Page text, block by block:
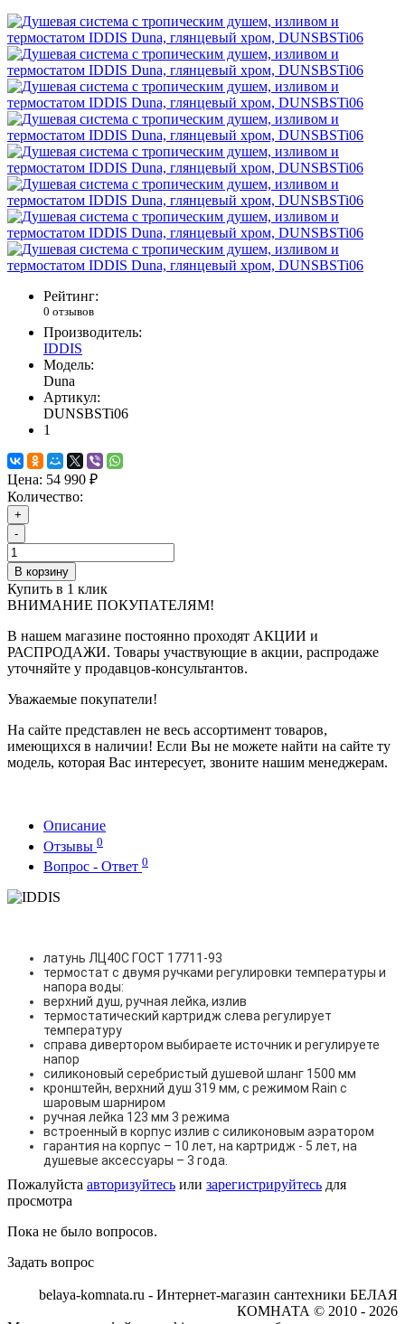
Рейтинг:
0 отзывов
Производитель:
IDDIS
Модель:
Duna
Артикул:
DUNSBSTi06
1
Цена: 54 990 ₽
Количество:
+
-
В корзину
Купить в 1 клик
ВНИМАНИЕ ПОКУПАТЕЛЯМ!
В нашем магазине постоянно проходят АКЦИИ и
РАСПРОДАЖИ. Товары участвующие в акции, распродаже
уточняйте у продавцов-консультантов.
Уважаемые покупатели!
На сайте представлен не весь ассортимент товаров,
имеющихся в наличии! Если Вы не можете найти на сайте ту
модель, которая Вас интересует, звоните нашим менеджерам.
Описание
Отзывы 0
Вопрос - Ответ 0
латунь ЛЦ40C ГОСТ 17711-93
термостат с двумя ручками регулировки температуры и
напора воды:
верхний душ, ручная лейка, излив
термостатический картридж слева регулирует
температуру
справа дивертором выбираете источник и регулируете
напор
силиконовый серебристый душевой шланг 1500 мм
кронштейн, верхний душ 319 мм, с режимом Rain с
шаровым шарниром
ручная лейка 123 мм 3 режима
встроенный в корпус излив с силиконовым аэратором
гарантия на корпус – 10 лет, на картридж - 5 лет, на
душевые аксессуары – 3 года.
Пожалуйста авторизуйтесь или зарегистрируйтесь для
просмотра
Пока не было вопросов.
Задать вопрос
belaya-komnata.ru - Интернет-магазин сантехники БЕЛАЯ
КОМНАТА © 2010 - 2026